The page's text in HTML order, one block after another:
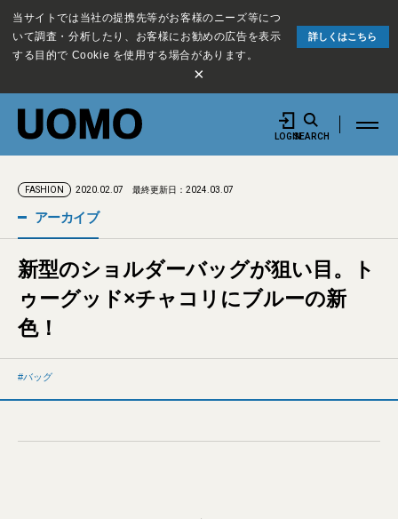
当サイトでは当社の提携先等がお客様のニーズ等につ
いて調査・分析したり、お客様にお勧めの広告を表示
する目的で Cookie を使用する場合があります。
詳しくはこちら
×
LOGINSEARCH
FASHION 2020.02.07 最終更新日：2024.03.07
アーカイブ
新型のショルダーバッグが狙い目。ト
ゥーグッド×チャコリにブルーの新
色！
バッグ